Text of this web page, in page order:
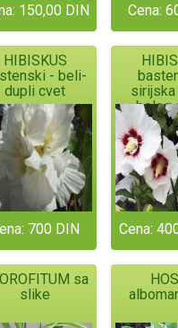
150,00 DIN Cena:
HIBISKUS
- beli-
dupli cvet
700 DIN
sirijska
belog
Cena:
sa
slike